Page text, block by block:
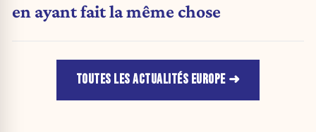
en ayant fait la même chose
TOUTES LES ACTUALITÉS EUROPE